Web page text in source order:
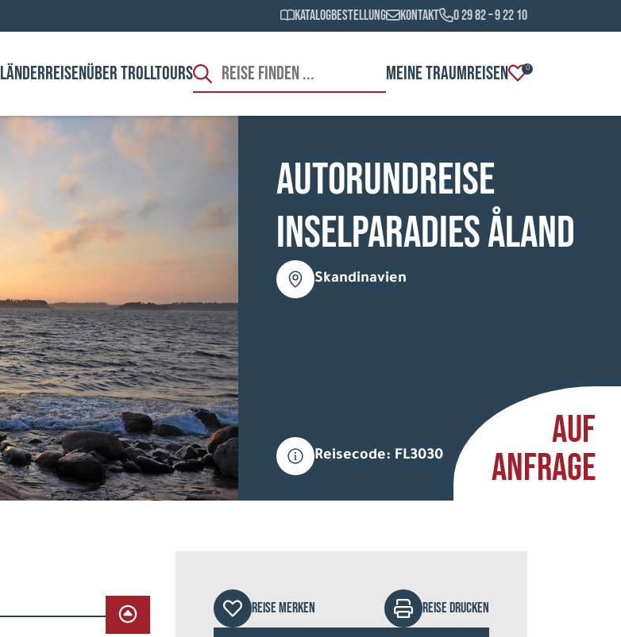
Katalogbestellung Kontakt 0 29 82 – 9 22 10
LÄNDERREISENÜBER TROLLTOURS MEINE TRAUMREISEN 0
Autorundreise
Inselparadies Åland
Skandinavien
Reisecode: FL3030
AUF
ANFRAGE
REISE MERKEN REISE DRUCKEN